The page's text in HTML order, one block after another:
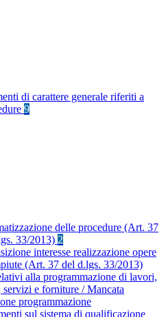
di carattere generale riferiti a
9
delle procedure (Art. 37
33/2013) 2
interesse realizzazione opere
(Art. 37 del d.lgs. 33/2013)
alla programmazione di lavori,
servizi e forniture / Mancata
programmazione
sul sistema di qualificazione